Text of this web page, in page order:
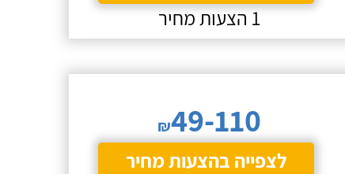
1 הצעות מחיר
₪49-110
לצפייה בהצעות מחיר